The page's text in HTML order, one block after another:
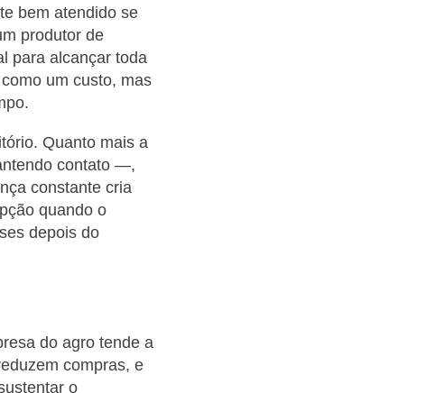
bem atendido se
produtor de
para alcançar toda
um custo, mas
Quanto mais a
contato —,
constante cria
quando o
depois do
do agro tende a
compras, e
o